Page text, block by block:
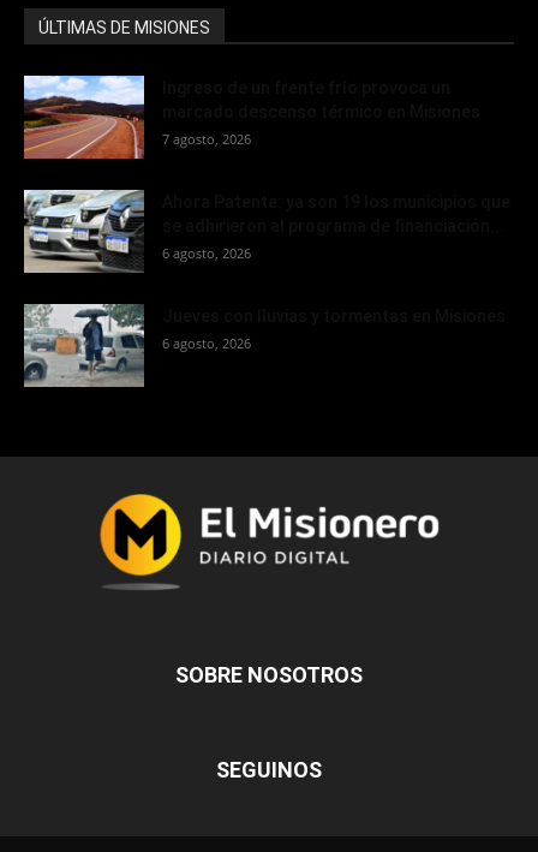
ÚLTIMAS DE MISIONES
7 agosto, 2026
6 agosto, 2026
6 agosto, 2026
SOBRE NOSOTROS
SEGUINOS